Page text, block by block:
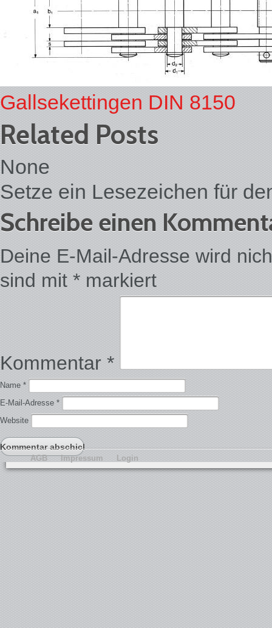
Gallsekettingen DIN 8150
Related Posts
None
Setze ein Lesezeichen für
Schreibe einen
Deine E-Mail-Adresse wird
sind mit * markiert
Kommentar *
Name *
E-Mail-Adresse *
Website
AGB Impressum Login